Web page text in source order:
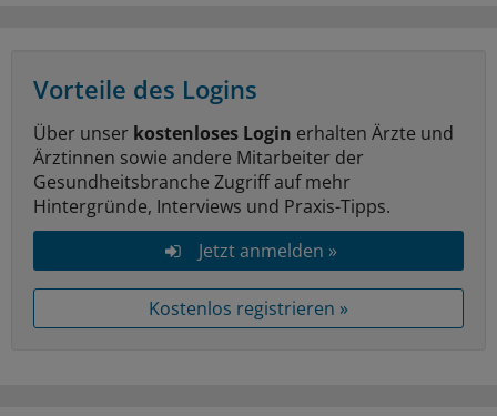
Vorteile des Logins
Über unser kostenloses Login erhalten Ärzte und
Ärztinnen sowie andere Mitarbeiter der
Gesundheitsbranche Zugriff auf mehr
Hintergründe, Interviews und Praxis-Tipps.
Jetzt anmelden »
Kostenlos registrieren »